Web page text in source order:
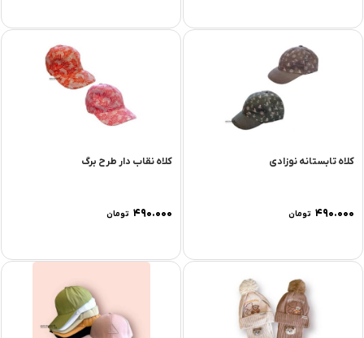
کلاه تابستانه نوزادی
۴۹۰.۰۰۰ تومان
کلاه نقاب دار طرح برگ
۴۹۰.۰۰۰ تومان